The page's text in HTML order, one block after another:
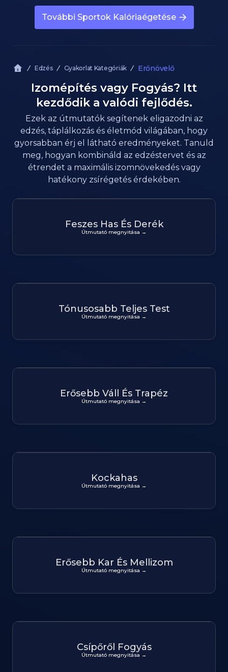
További Sportok Kalóriaégetése
Edzés Gyakorlat Kategóriák Erőnövelő
Izomépítés vagy Fogyás? Itt
kezdődik a valódi fejlődés.
Ezek az útmutatók segítenek eligazodni az
edzés, táplálkozás és életmód világában, hogy
gyorsabban érj el látható eredményeket. Tanuld
meg, hogyan kombináld az edzéstervet és az
étrendet a maximális izomnövekedés vagy
hatékony zsírégetés érdekében.
Feszes Has És Derék
Útmutató megnyitása →
Tónusosabb Teljes Test
Útmutató megnyitása →
Erősebb Váll És Trapéz
Útmutató megnyitása →
Kockahas
Útmutató megnyitása →
Erősebb Kar És Mellizom
Útmutató megnyitása →
Csípőről Fogyás
Útmutató megnyitása →